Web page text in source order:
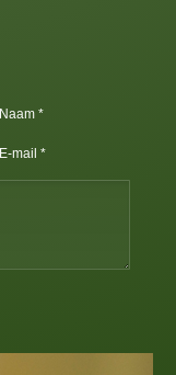
Naam *
E-mail *